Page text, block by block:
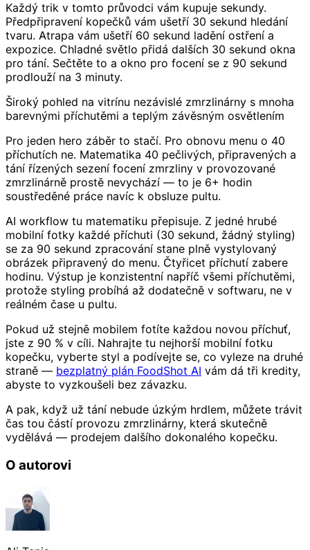
Každý trik v tomto průvodci vám kupuje sekundy.
Předpřipravení kopečků vám ušetří 30 sekund hledání
tvaru. Atrapa vám ušetří 60 sekund ladění ostření a
expozice. Chladné světlo přidá dalších 30 sekund okna
pro tání. Sečtěte to a okno pro focení se z 90 sekund
prodlouží na 3 minuty.
Široký pohled na vitrínu nezávislé zmrzlinárny s mnoha
barevnými příchutěmi a teplým závěsným osvětlením
Pro jeden hero záběr to stačí. Pro obnovu menu o 40
příchutích ne. Matematika 40 pečlivých, připravených a
tání řízených sezení focení zmrzliny v provozované
zmrzlinárně prostě nevychází — to je 6+ hodin
soustředěné práce navíc k obsluze pultu.
AI workflow tu matematiku přepisuje. Z jedné hrubé
mobilní fotky každé příchuti (30 sekund, žádný styling)
se za 90 sekund zpracování stane plně vystylovaný
obrázek připravený do menu. Čtyřicet příchutí zabere
hodinu. Výstup je konzistentní napříč všemi příchutěmi,
protože styling probíhá až dodatečně v softwaru, ne v
reálném čase u pultu.
Pokud už stejně mobilem fotíte každou novou příchuť,
jste z 90 % v cíli. Nahrajte tu nejhorší mobilní fotku
kopečku, vyberte styl a podívejte se, co vyleze na druhé
straně — bezplatný plán FoodShot AI vám dá tři kredity,
abyste to vyzkoušeli bez závazku.
A pak, když už tání nebude úzkým hrdlem, můžete trávit
čas tou částí provozu zmrzlinárny, která skutečně
vydělává — prodejem dalšího dokonalého kopečku.
O autorovi